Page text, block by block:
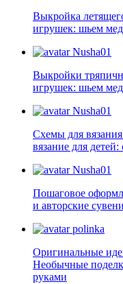
Выкройка
игрушек: шьем
Nusha01
Выкройки
игрушек: шьем
Nusha01
Схемы для
вязание для
Nusha01
Пошаговое
и авторские
polinka
Оригинальные
Необычные
руками